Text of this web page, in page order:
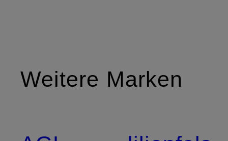
Weitere Marken